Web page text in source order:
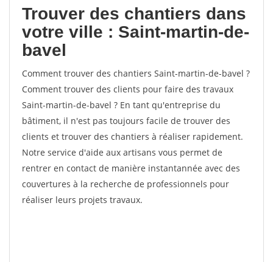
Trouver des chantiers dans
votre ville : Saint-martin-de-
bavel
Comment trouver des chantiers Saint-martin-de-bavel ?
Comment trouver des clients pour faire des travaux
Saint-martin-de-bavel ? En tant qu'entreprise du
bâtiment, il n'est pas toujours facile de trouver des
clients et trouver des chantiers à réaliser rapidement.
Notre service d'aide aux artisans vous permet de
rentrer en contact de manière instantannée avec des
couvertures à la recherche de professionnels pour
réaliser leurs projets travaux.